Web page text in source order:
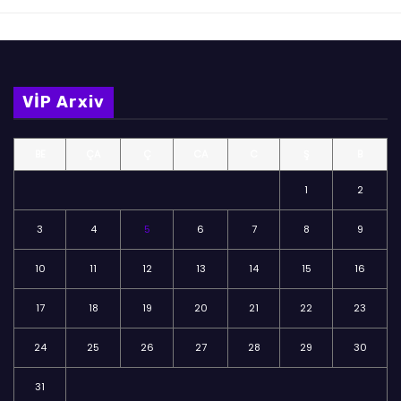
VİP Arxiv
1 2
3 4 5 6 7 8 9
10 11 12 13 14 15 16
17 18 19 20 21 22 23
24 25 26 27 28 29 30
31